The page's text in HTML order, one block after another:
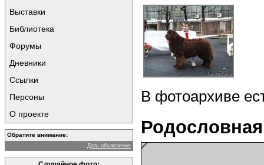
Выставки
Библиотека
Форумы
Дневники
Ссылки
Персоны
О проекте
Обратите внимание:
Дать объявление
В фотоархиве
Родословная